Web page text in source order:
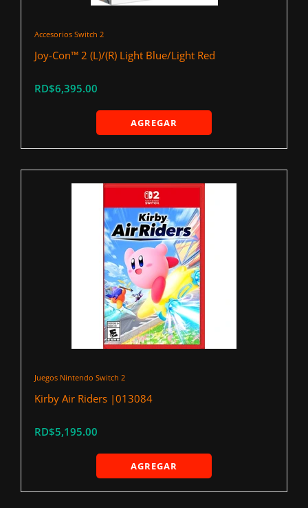
Accesorios Switch 2
Joy-Con™ 2 (L)/(R) Light Blue/Light Red
RD$6,395.00
AGREGAR
Juegos Nintendo Switch 2
Kirby Air Riders |013084
RD$5,195.00
AGREGAR